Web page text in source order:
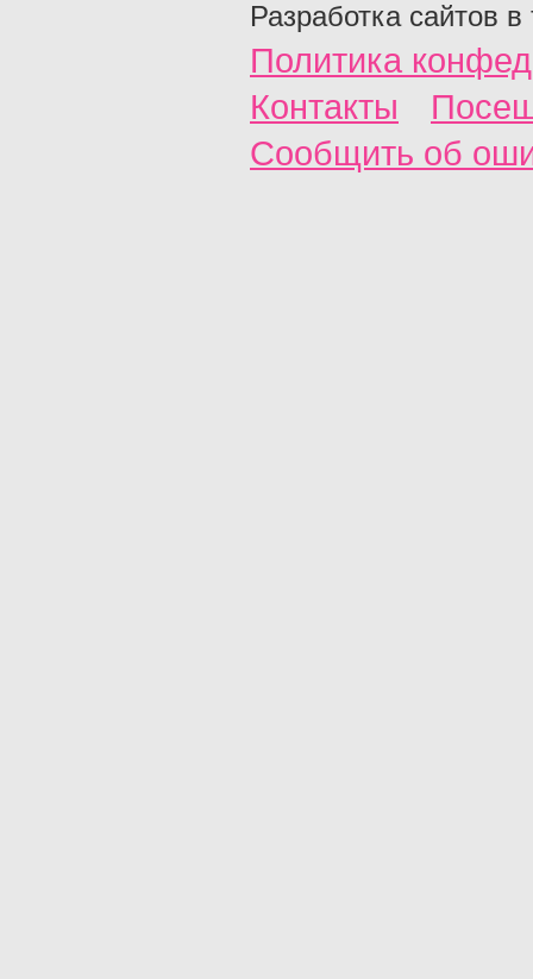
Разработка сайтов в
Политика
Контакты
Сообщить об